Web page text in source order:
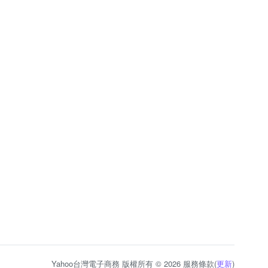
Yahoo台灣電子商務 版權所有 © 2026 服務條款(更新)